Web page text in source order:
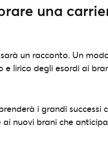
una
un racconto. Un
e lirico degli esordi ai
i grandi successi
ai nuovi brani che